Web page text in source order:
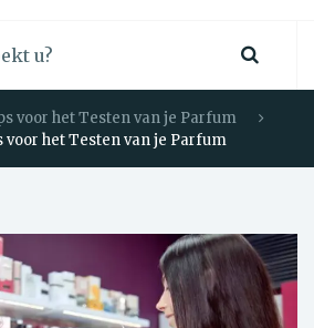
voor het Testen van je Parfum
voor het Testen van je Parfum